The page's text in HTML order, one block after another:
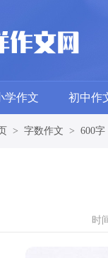
学作文 初中作
> 字数作文 > 600字
时